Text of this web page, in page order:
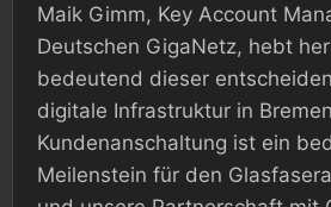
Maik Gimm, Key Account
Deutschen GigaNetz, hebt
bedeutend dieser
digitale Infrastruktur in
Kundenanschaltung ist ein
Meilenstein für den